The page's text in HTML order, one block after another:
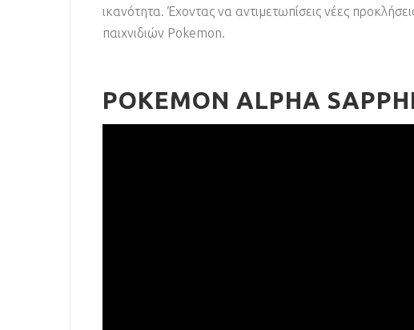
ικανότητα. Έχοντας να αντιμετωπίσεις νέες
παιχνιδιών Pokemon.
POKEMON ALPHA